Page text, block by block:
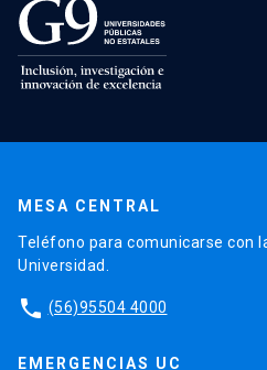
MESA CENTRAL
Teléfono para comunicarse con
Universidad.
phone (56)95504 4000
EMERGENCIAS UC